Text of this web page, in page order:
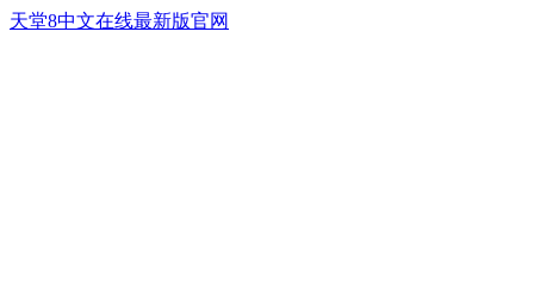
天堂8中文在线最新版官网